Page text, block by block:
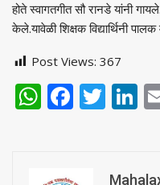
होते स्वागतगीत सौ रानडे यांनी
केले.यावेळी शिक्षक विद्यार्थिनी
Post Views: 367